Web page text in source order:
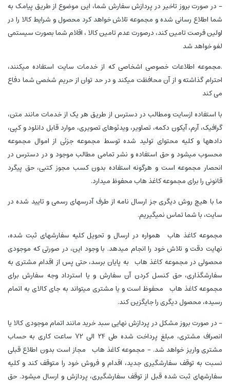
- در صورت بروز تاخیر در پردازش سفارش شما، این موضوع از طریق پیامک به
شما اطلاع رسانی شده و مجموعه تلاش خواهد کرد محصول و شرایط کالا را در
اولین فرصت تامین کند، درصورت عدم تامین کالا ، اقلام شما بصورت سیستمی
لغو خواهد شد
.مجموعه اطلاعات خصوصی اشخاصی که از خدمات سایت استفاده میکنند،
احترام گذاشته و از آن محافظت میکند و در حد توان از حریم شخصی شما دفاع
می کند
با استفاده ازسایت ومطالب در دسترس از طریق هر یک از خدمات مانند متن،
گرافیک، آرم، آیکون دکمه، تصاویر، ویدئوهای تصویری، موارد قابل دانلود و کپی،
دادهها و کلیه محتوای تولید شده توسط مجموعه جزئی از اموال مجموعه
محسوب میشود و حق استفاده و نشر تمامی مطالب موجود و در دسترس در
انحصار مجموعه است و هرگونه استفاده بدون کسب مجوز کتبی، حق پیگرد
قانونی را برای مجموعه کاغذ هاب محفوظ میدارد.
ما با هیچ روش دیگری جز ارسال نامه از طرف آدرسهای رسمی و تایید شده در
سایت، با شما تماس نمیگیریم.
مجموعه کاغذ هاب همواره در ارسال و تحویل کلیه سفارشهای ثبت شده،
نهایت دقت و تلاش خود را انجام میدهد. با وجود این، در صورتی که موجودی
محصولی در مجموعه کاغذ هاب به پایان برسد، حتی پس از اقدام مشتری به
سفارشگذاری، حق کنسل کردن آن سفارش و یا استرداد وجه سفارش برای
مجموعه کاغذ هاب محفوظ است و یا مشتری میتواند به جای کالای به اتمام
رسیده، محصول دیگری را جایگزین کند.
- در صورت بروز مشکل در پردازش نهایی سبد خرید مانند اتمام موجودی کالا یا
انصراف مشتری، مبلغ پرداخت شده طی 24 الی 72 ساعت کاری به حساب
مشتری واریز خواهد شد. - مجموعه کاغذ هاب مجاز است بدون اطلاع قبلی
نسبت به توقف سفارشگیری جدید، اقدام و فروش خود را متوقف کند و کلیه
سفارشهای ثبت شده قبل از توقف سفارشگیری، پردازش و ارسال میشود. حق